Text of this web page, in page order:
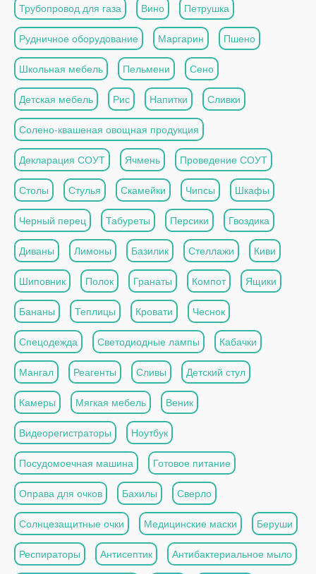
Трубопровод для газа Вино Петрушка
Рудничное оборудование Маргарин Пшено
Школьная мебель Пельмени Сено
Детская мебель Рис Напитки Сливки
Солено-квашеная овощная продукция
Декларация СОУТ Ячмень Проведение СОУТ
Столы Стулья Скамейки Чипсы Шкафы
Черный перец Табуреты Персики Гвоздика
Диваны Лимоны Базилик Стеллажи Киви
Шиповник Полок Гранаты Компот Ящики
Бананы Теплицы Кровати Чеснок
Спецодежда Светодиодные лампы Кабачки
Мангал Реагенты Сливы Детский стул
Камеры Мягкая мебель Веник
Видеорегистраторы Ноутбук
Посудомоечная машина Готовое питание
Оправа для очков Бахилы Сверло
Солнцезащитные очки Медицинские маски Беруши
Респираторы Антисептик Антибактериальное мыло